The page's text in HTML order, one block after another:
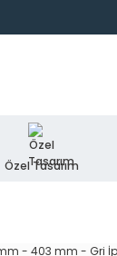
Özel Tasarım